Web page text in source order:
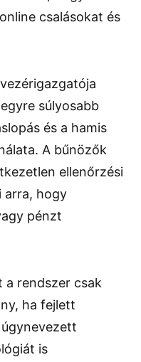
csalásokat és
súlyosabb
és a hamis
A bűnözők
ellenőrzési
arra, hogy
pénzt
a rendszer csak
ha fejlett
is